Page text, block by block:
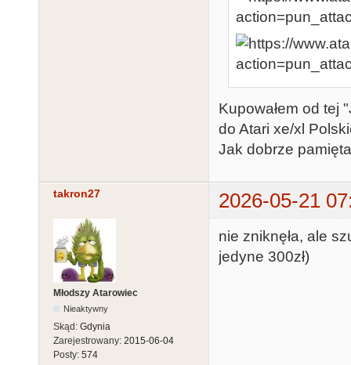
Kupowałem od tej
do Atari xe/xl
Jak dobrze
takron27 2026-05-21
Młodszy Atarowiec
Nieaktywny
Skąd: Gdynia
Zarejestrowany: 2015-06-04
Posty: 574
nie zniknęła, ale
jedyne 300zł)